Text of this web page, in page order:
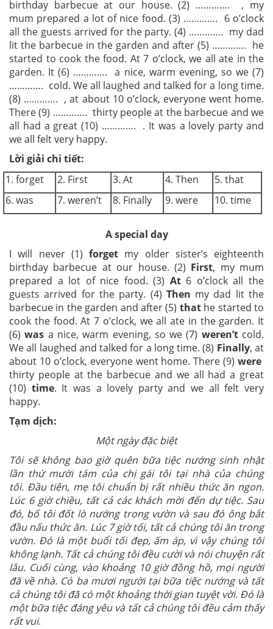
birthday barbecue at our house. (2) …………. , my
mum prepared a lot of nice food. (3) …………. 6 o’clock
all the guests arrived for the party. (4) …………. my dad
lit the barbecue in the garden and after (5) …………. he
started to cook the food. At 7 o’clock, we all ate in the
garden. It (6) …………. a nice, warm evening, so we (7)
…………. cold. We all laughed and talked for a long time.
(8) …………. , at about 10 o’clock, everyone went home.
There (9) …………. thirty people at the barbecue and we
all had a great (10) …………. . It was a lovely party and
we all felt very happy.
Lời giải chi tiết:
1. forget
2. First 3. At 4. Then
5. that
6. was
7. weren’t 8. Finally 9. were 10. time
A special day
I will never (1) forget my older sister’s eighteenth
birthday barbecue at our house. (2) First, my mum
prepared a lot of nice food.(3) At6 o’clock all the
guests arrived for the party. (4) Then my dad lit the
barbecue in the garden and after(5) thathe started to
cook the food. At 7 o’clock, we all ate in the garden. It
(6)was a nice, warm evening, so we(7) weren’tcold.
We all laughed and talked for a long time.(8) Finally, at
about 10 o’clock, everyone went home. There(9) were
thirty people at the barbecue and we all had a great
(10) time. It was a lovely party and we all felt very
happy.
Tạm dịch:
Một ngày đặc biệt
Tôi sẽ không bao giờ quên bữa tiệc nướng sinh nhật
lần thứ mười tám của chị gái tôi tại nhà của chúng
tôi. Đầu tiên, mẹ tôi chuẩn bị rất nhiều thức ăn ngon.
Lúc 6 giờ chiều, tất cả các khách mời đến dự tiệc. Sau
đó, bố tôi đốt lò nướng trong vườn và sau đó ông bắt
đầu nấu thức ăn. Lúc 7 giờ tối, tất cả chúng tôi ăn trong
vườn. Đó là một buổi tối đẹp, ấm áp, vì vậy chúng tôi
không lạnh. Tấtcả chúng tôi đều cười và nói chuyện rất
lâu. Cuối cùng, vào khoảng 10 giờ đồng hồ, mọi người
đã về nhà. Có ba mươi người tại bữa tiệc nướng và tất
cả chúng tôi đã có một khoảng thời gian tuyệt vời. Đó là
một bữa tiệc đáng yêu và tất cả chúng tôi đều cảm thấy
rất vui.